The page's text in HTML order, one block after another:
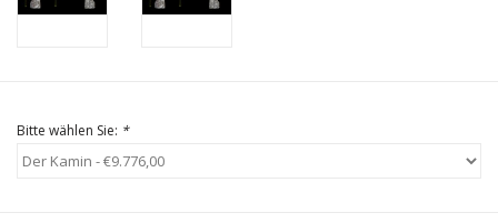
Bitte wählen Sie: *